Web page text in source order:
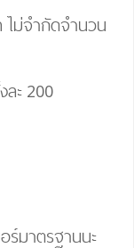
ไม่จำกัดจำนวน
ละ 200
ร์มาตรฐานนะ